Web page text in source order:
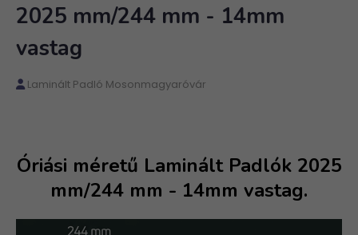
2025 mm/244 mm - 14mm
vastag
Laminált Padló Mosonmagyaróvár
Óriási méretű Laminált Padlók 2025
mm/244 mm - 14mm vastag.